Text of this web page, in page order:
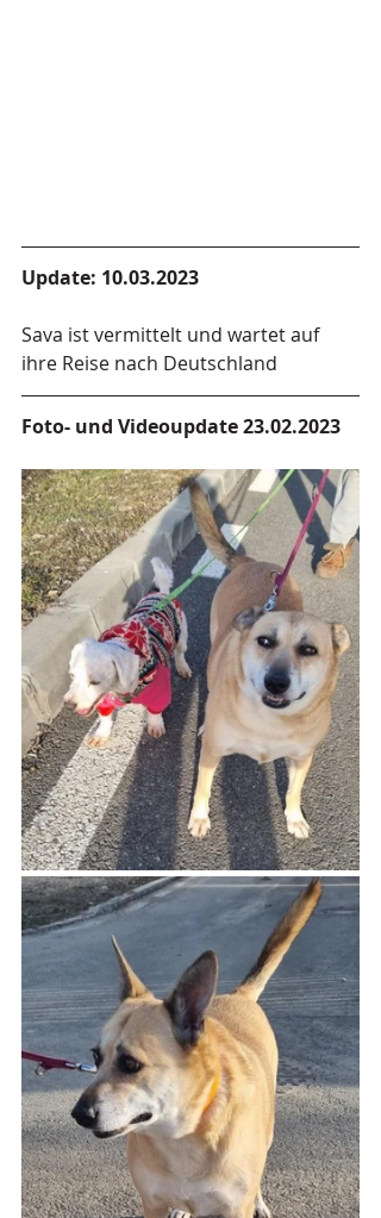
Update: 10.03.2023
Sava ist vermittelt und wartet auf
ihre Reise nach Deutschland
Foto- und Videoupdate 23.02.2023